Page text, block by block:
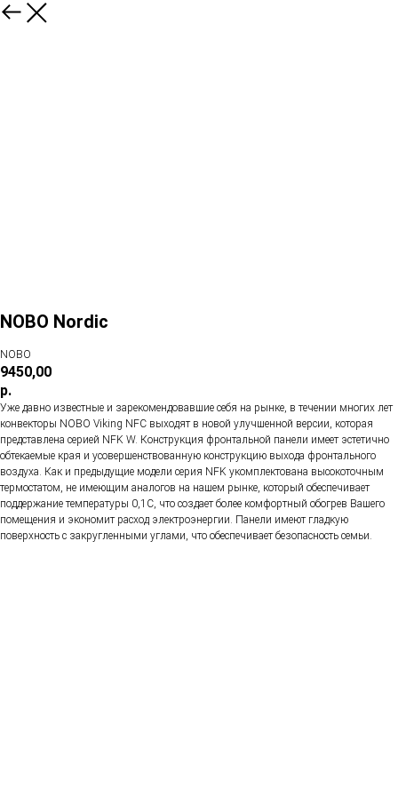
NOBO Nordic
NOBO
9450,00
р.
Уже давно известные и зарекомендовавшие себя на рынке, в течении многих лет
конвекторы NOBO Viking NFC выходят в новой улучшенной версии, которая
представлена серией NFK W. Конструкция фронтальной панели имеет эстетично
обтекаемые края и усовершенствованную конструкцию выхода фронтального
воздуха. Как и предыдущие модели серия NFK укомплектована высокоточным
термостатом, не имеющим аналогов на нашем рынке, который обеспечивает
поддержание температуры 0,1С, что создает более комфортный обогрев Вашего
помещения и экономит расход электроэнергии. Панели имеют гладкую
поверхность с закругленными углами, что обеспечивает безопасность семьи.